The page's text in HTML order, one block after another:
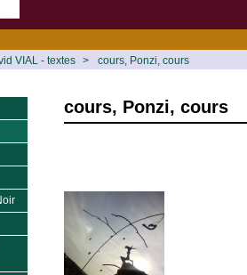
VIAL - textes > cours, Ponzi, cours
cours, Ponzi, cours